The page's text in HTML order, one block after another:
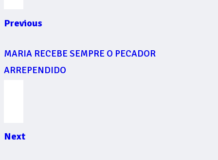
Previous
MARIA RECEBE SEMPRE O PECADOR
ARREPENDIDO
Next